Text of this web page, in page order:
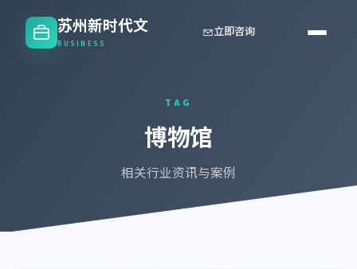
苏州新时代文
BUSINESS
立即咨询
TAG
博物馆
相关行业资讯与案例